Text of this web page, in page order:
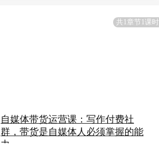
共1章节1课时
自媒体带货运营课：写作付费社
群，带货是自媒体人必须掌握的能
力